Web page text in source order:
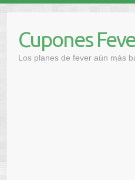
contenidoCupones
Los planes de fever aún más